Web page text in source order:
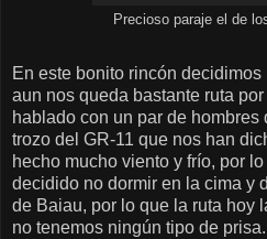
Precioso paraje el de
En este bonito rincón
aun nos queda bastante ruta
hablado con un par de
trozo del GR-11 que nos han
hecho mucho viento y frío, por
decidido no dormir en la cima y
de Baiau, por lo que la ruta hoy
no tenemos ningún tipo de prisa.